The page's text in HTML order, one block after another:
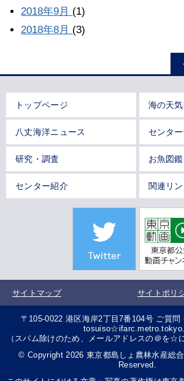
2018年9月 (1)
2018年8月 (3)
トップページ 海の天
八丈海洋ニュース センター
研究・調査 お魚図鑑
センター紹介 関連リン
サイトマップ サイトポリ
〒105-0022 港区海岸2丁目7番104号 ご質問
（スパム除けのため、メールアドレスの＠を☆
© Copyright 2026 東京都島しょ農林水産総
Reserved.